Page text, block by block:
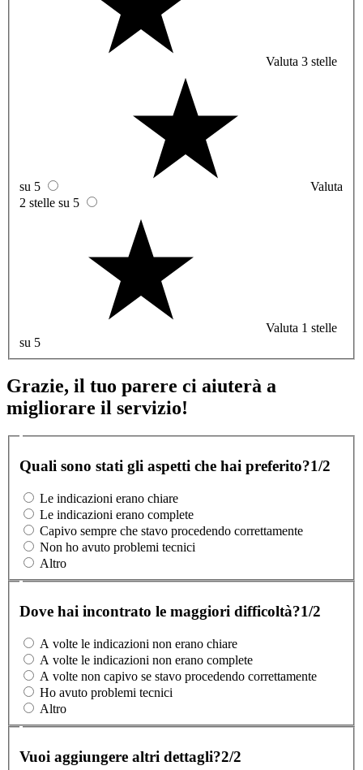
Valuta 3 stelle
su 5
Valuta
2 stelle su 5
Valuta 1 stelle
su 5
Grazie, il tuo parere ci aiuterà a
migliorare il servizio!
Quali sono stati gli aspetti che hai preferito?1/2
Le indicazioni erano chiare
Le indicazioni erano complete
Capivo sempre che stavo procedendo correttamente
Non ho avuto problemi tecnici
Altro
Dove hai incontrato le maggiori difficoltà?1/2
A volte le indicazioni non erano chiare
A volte le indicazioni non erano complete
A volte non capivo se stavo procedendo correttamente
Ho avuto problemi tecnici
Altro
Vuoi aggiungere altri dettagli?2/2